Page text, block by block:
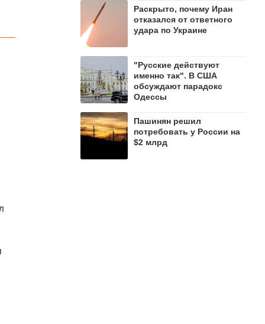
Раскрыто, почему Иран
отказался от ответного
удара по Украине
"Русские действуют
именно так". В США
обсуждают парадокс
Одессы
Пашинян рeшил
потребовать у России на
$2 млрд